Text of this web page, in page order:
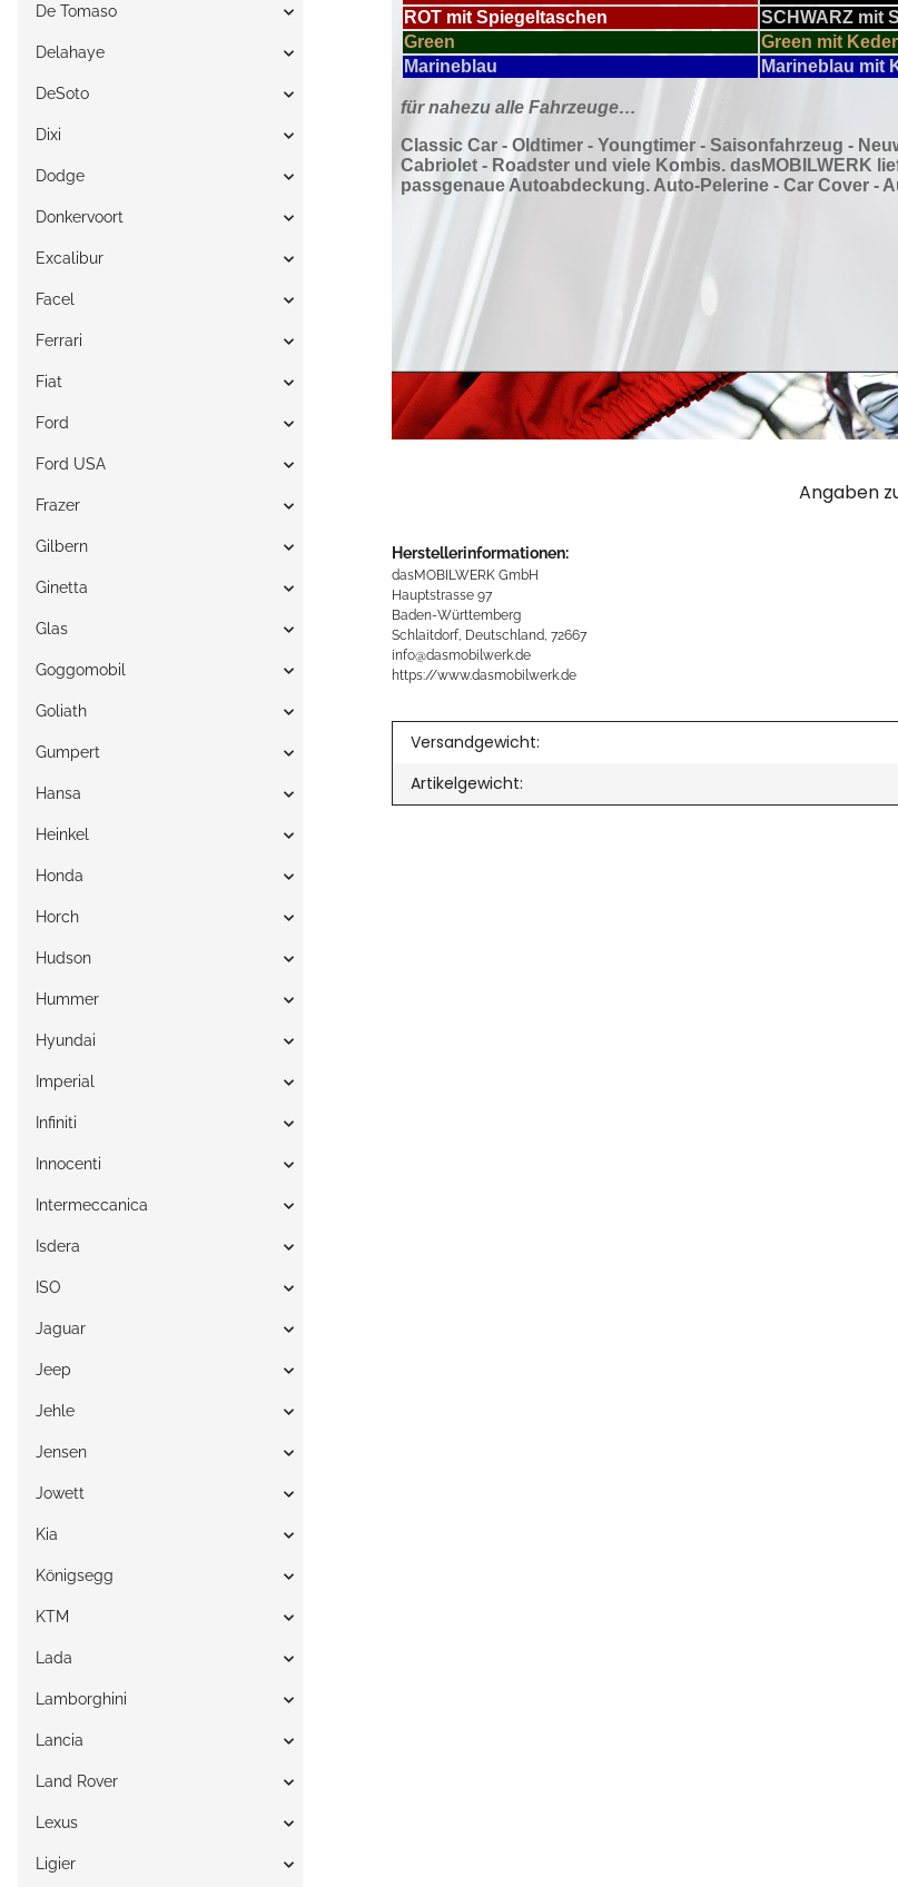
Angaben
Herstellerinformationen:
dasMOBILWERK GmbH
Hauptstrasse 97
Baden-Württemberg
Schlaitdorf, Deutschland, 72667
info@dasmobilwerk.de
https://www.dasmobilwerk.de
Versandgewicht:
Artikelgewicht:
De Tomaso
Delahaye
DeSoto
Dixi
Dodge
Donkervoort
Excalibur
Facel
Ferrari
Fiat
Ford
Ford USA
Frazer
Gilbern
Ginetta
Glas
Goggomobil
Goliath
Gumpert
Hansa
Heinkel
Honda
Horch
Hudson
Hummer
Hyundai
Imperial
Infiniti
Innocenti
Intermeccanica
Isdera
ISO
Jaguar
Jeep
Jehle
Jensen
Jowett
Kia
Königsegg
KTM
Lada
Lamborghini
Lancia
Land Rover
Lexus
Ligier